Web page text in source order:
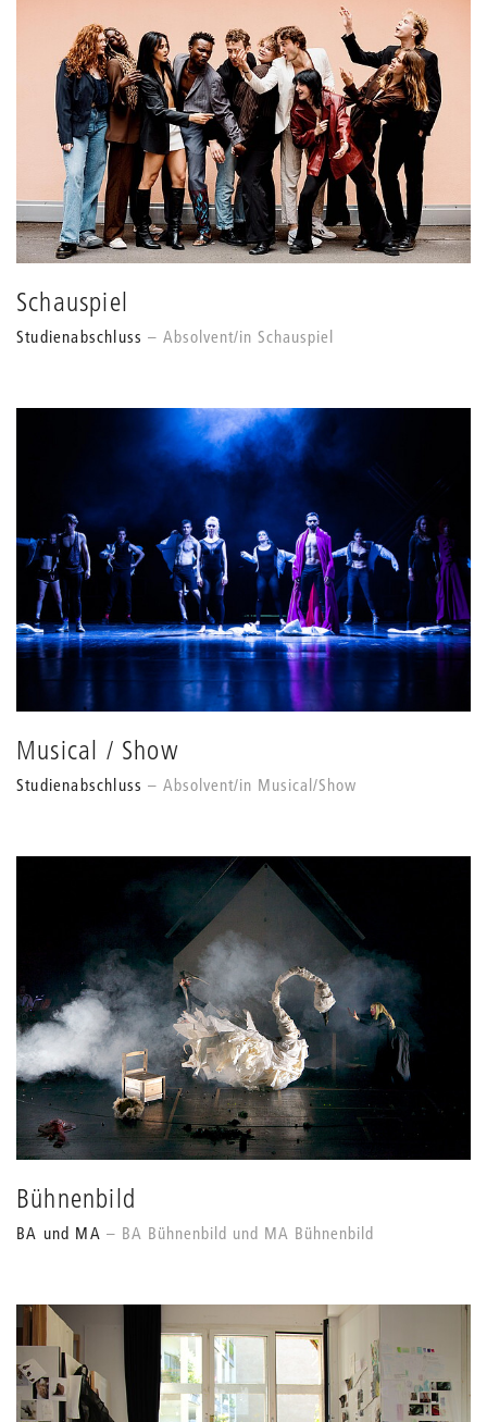
Schauspiel
Studienabschluss Absolvent/in Schauspiel
Musical / Show
Studienabschluss Absolvent/in Musical/Show
Bühnenbild
BA und MA BA Bühnenbild und MA Bühnenbild